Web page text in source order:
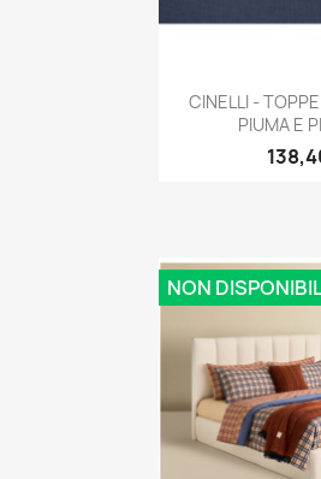

CINELLI -
PIUMA E
NON